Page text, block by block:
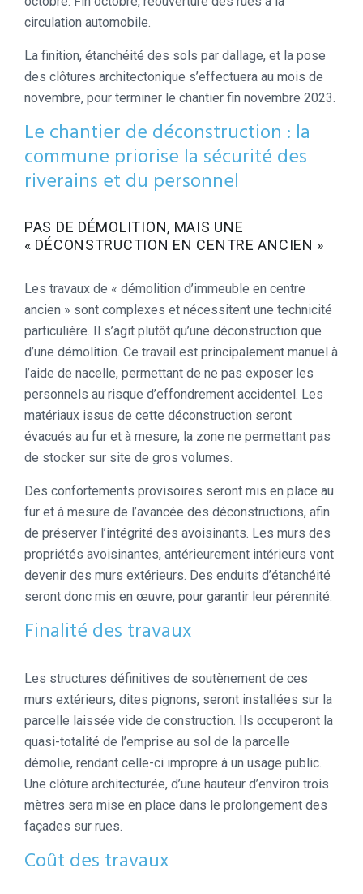
circulation automobile.
La finition, étanchéité des sols par dallage, et la pose
des clôtures architectonique s’effectuera au mois de
novembre, pour terminer le chantier fin novembre 2023.
Le chantier de déconstruction : la
commune priorise la sécurité des
riverains et du personnel
PAS DE DÉMOLITION, MAIS UNE
« DÉCONSTRUCTION EN CENTRE ANCIEN »
Les travaux de « démolition d’immeuble en centre
ancien » sont complexes et nécessitent une technicité
particulière. Il s’agit plutôt qu’une déconstruction que
d’une démolition. Ce travail est principalement manuel à
l’aide de nacelle, permettant de ne pas exposer les
personnels au risque d’effondrement accidentel. Les
matériaux issus de cette déconstruction seront
évacués au fur et à mesure, la zone ne permettant pas
de stocker sur site de gros volumes.
Des confortements provisoires seront mis en place au
fur et à mesure de l’avancée des déconstructions, afin
de préserver l’intégrité des avoisinants. Les murs des
propriétés avoisinantes, antérieurement intérieurs vont
devenir des murs extérieurs. Des enduits d’étanchéité
seront donc mis en œuvre, pour garantir leur pérennité.
Finalité des travaux
Les structures définitives de soutènement de ces
murs extérieurs, dites pignons, seront installées sur la
parcelle laissée vide de construction. Ils occuperont la
quasi-totalité de l’emprise au sol de la parcelle
démolie, rendant celle-ci impropre à un usage public.
Une clôture architecturée, d’une hauteur d’environ trois
mètres sera mise en place dans le prolongement des
façades sur rues.
Coût des travaux